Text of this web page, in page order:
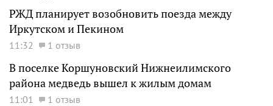
РЖД планирует возобновить поезда между
Иркутском и Пекином
11:32 1 отзыв
В поселке Коршуновский Нижнеилимского
района медведь вышел к жилым домам
11:01 1 отзыв